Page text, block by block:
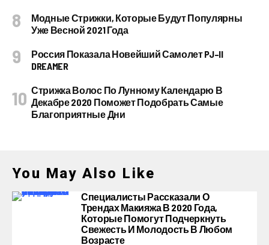
Модные Стрижки, Которые Будут Популярны
Уже Весной 2021 Года
Россия Показала Новейший Самолет PJ–II
DREAMER
Стрижка Волос По Лунному Календарю В
Декабре 2020 Поможет Подобрать Самые
Благоприятные Дни
You May Also Like
Специалисты Рассказали О
Трендах Макияжа В 2020 Года,
Которые Помогут Подчеркнуть
Свежесть И Молодость В Любом
Возрасте